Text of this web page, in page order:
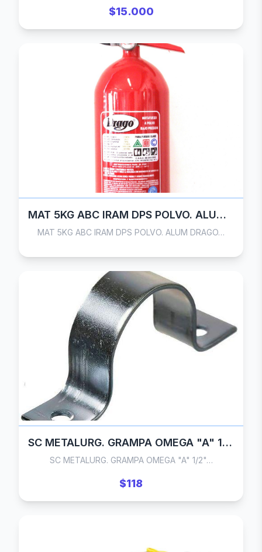
$15.000
MAT 5KG ABC IRAM DPS POLVO. ALUM DRAGO
MAT 5KG ABC IRAM DPS POLVO. ALUM DRAGO…
SC METALURG. GRAMPA OMEGA "A" 1/2"
SC METALURG. GRAMPA OMEGA "A" 1/2"…
$118